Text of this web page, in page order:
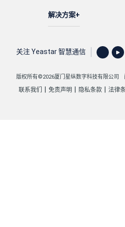
解决方案
关注 Yeastar 智慧通信
版权所有©2026厦门星纵数字科技有限公司
联系我们 免责声明 隐私条款 法律